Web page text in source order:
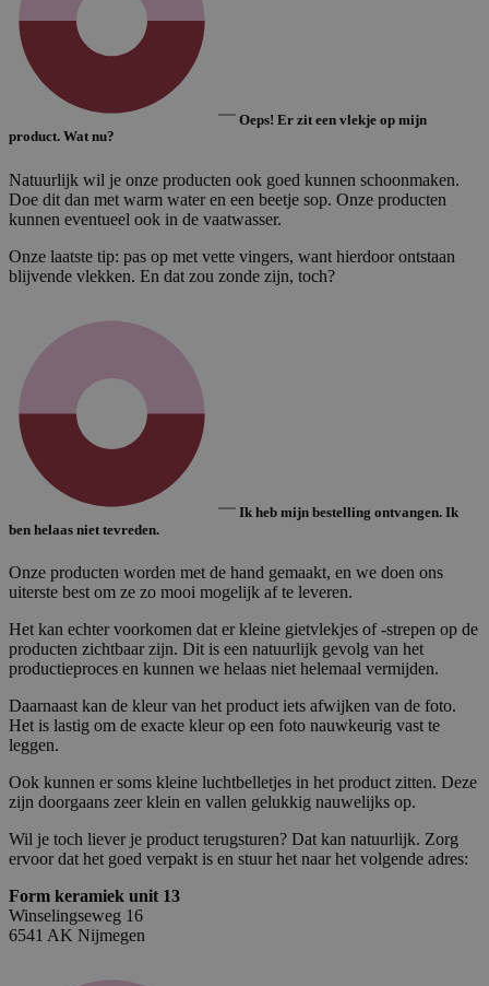
Oeps! Er zit een vlekje op mijn
product. Wat nu?
Natuurlijk wil je onze producten ook goed kunnen schoonmaken.
Doe dit dan met warm water en een beetje sop. Onze producten
kunnen eventueel ook in de vaatwasser.
Onze laatste tip: pas op met vette vingers, want hierdoor ontstaan
blijvende vlekken. En dat zou zonde zijn, toch?
Ik heb mijn bestelling ontvangen. Ik
ben helaas niet tevreden.
Onze producten worden met de hand gemaakt, en we doen ons
uiterste best om ze zo mooi mogelijk af te leveren.
Het kan echter voorkomen dat er kleine gietvlekjes of -strepen op de
producten zichtbaar zijn. Dit is een natuurlijk gevolg van het
productieproces en kunnen we helaas niet helemaal vermijden.
Daarnaast kan de kleur van het product iets afwijken van de foto.
Het is lastig om de exacte kleur op een foto nauwkeurig vast te
leggen.
Ook kunnen er soms kleine luchtbelletjes in het product zitten. Deze
zijn doorgaans zeer klein en vallen gelukkig nauwelijks op.
Wil je toch liever je product terugsturen? Dat kan natuurlijk. Zorg
ervoor dat het goed verpakt is en stuur het naar het volgende adres:
Form keramiek unit 13
Winselingseweg 16
6541 AK Nijmegen